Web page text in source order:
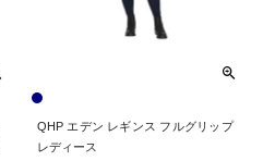
QHP エデン レギンス フルグリップ
レディース